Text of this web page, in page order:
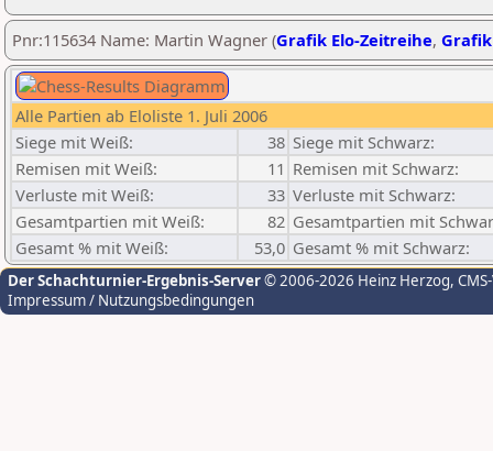
Pnr:115634 Name: Martin Wagner (Grafik Elo-Zeitreihe,
Alle Partien ab Eloliste 1. Juli 2006
Siege mit Weiß:
38 Siege mit Schwarz:
Remisen mit Weiß:
11 Remisen mit Schwarz:
Verluste mit Weiß:
33 Verluste mit Schwarz:
Gesamtpartien mit Weiß:
82 Gesamtpartien mit
Gesamt % mit Weiß:
53,0 Gesamt % mit Schwarz:
Der Schachturnier-Ergebnis-Server© 2006-2026 Heinz Herzog,
Impressum / Nutzungsbedingungen